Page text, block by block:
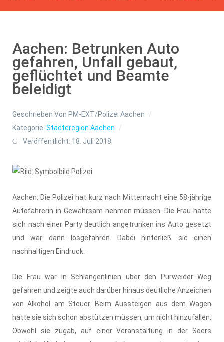
Aachen: Betrunken Auto
gefahren, Unfall gebaut,
geflüchtet und Beamte
beleidigt
Geschrieben Von PM-EXT/Polizei Aachen
Kategorie: Städteregion Aachen
Veröffentlicht: 18. Juli 2018
Aachen: Die Polizei hat kurz nach Mitternacht eine 58-jährige
Autofahrerin in Gewahrsam nehmen müssen. Die Frau hatte
sich nach einer Party deutlich angetrunken ins Auto gesetzt
und war dann losgefahren. Dabei hinterließ sie einen
nachhaltigen Eindruck.
Die Frau war in Schlangenlinien über den Purweider Weg
gefahren und zeigte auch darüber hinaus deutliche Anzeichen
von Alkohol am Steuer. Beim Aussteigen aus dem Wagen
hatte sie sich schon abstützen müssen, um nicht hinzufallen.
Obwohl sie zugab, auf einer Veranstaltung in der Soers